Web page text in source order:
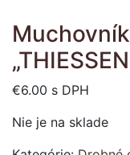
€6.00 s DPH
Nie je na sklade